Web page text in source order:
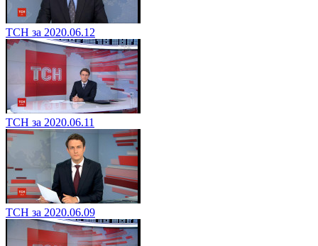
ТСН за 2020.06.12
ТСН за 2020.06.11
ТСН за 2020.06.09